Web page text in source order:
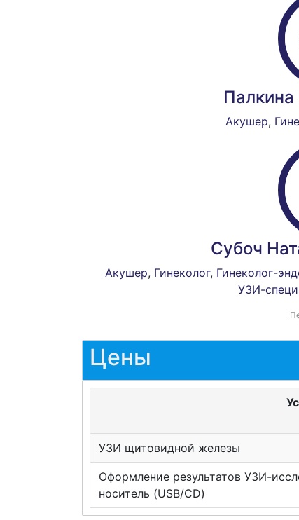
Палкина
Акушер,
Субоч
Акушер, Гинеколог, Гинеколог-
УЗИ-
Цены
УЗИ щитовидной железы
Оформление результатов УЗИ-
носитель (USB/CD)